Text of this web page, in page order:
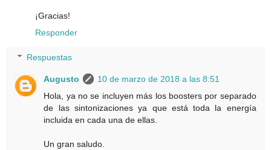
¡Gracias!
Responder
Respuestas
Augusto
10 de marzo de 2018 a las 8:51
Hola, ya no se incluyen más los boosters por separado
de las sintonizaciones ya que está toda la energía
incluida en cada una de ellas.
Un gran saludo.